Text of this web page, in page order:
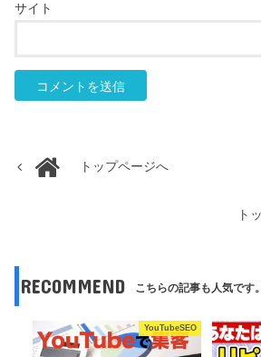
サイト
トップページへ
ト
RECOMMEND こちらの記事も人気です。
YouTubeSEO